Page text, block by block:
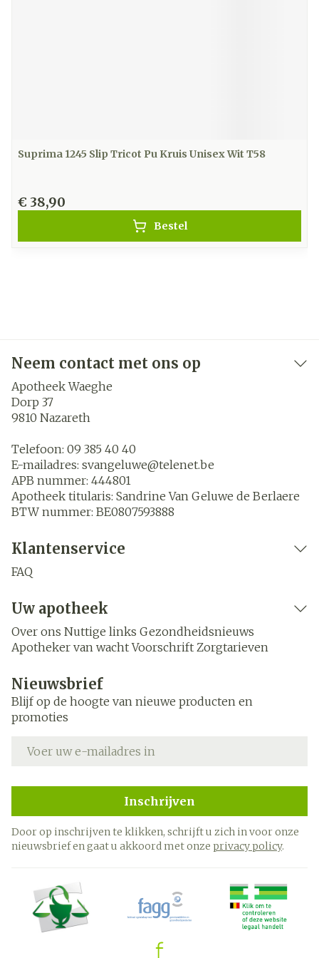
Suprima 1245 Slip Tricot Pu Kruis Unisex Wit T58
€ 38,90
Bestel
Neem contact met ons op
Apotheek Waeghe
Dorp 37
9810 Nazareth
Telefoon: 09 385 40 40
E-mailadres: svangeluwe@telenet.be
APB nummer: 444801
Apotheek titularis: Sandrine Van Geluwe de Berlaere
BTW nummer: BE0807593888
Klantenservice
FAQ
Uw apotheek
Over ons Nuttige links Gezondheidsnieuws
Apotheker van wacht Voorschrift Zorgtarieven
Nieuwsbrief
Blijf op de hoogte van nieuwe producten en
promoties
Inschrijven
Door op inschrijven te klikken, schrijft u zich in voor onze
nieuwsbrief en gaat u akkoord met onze privacy policy.